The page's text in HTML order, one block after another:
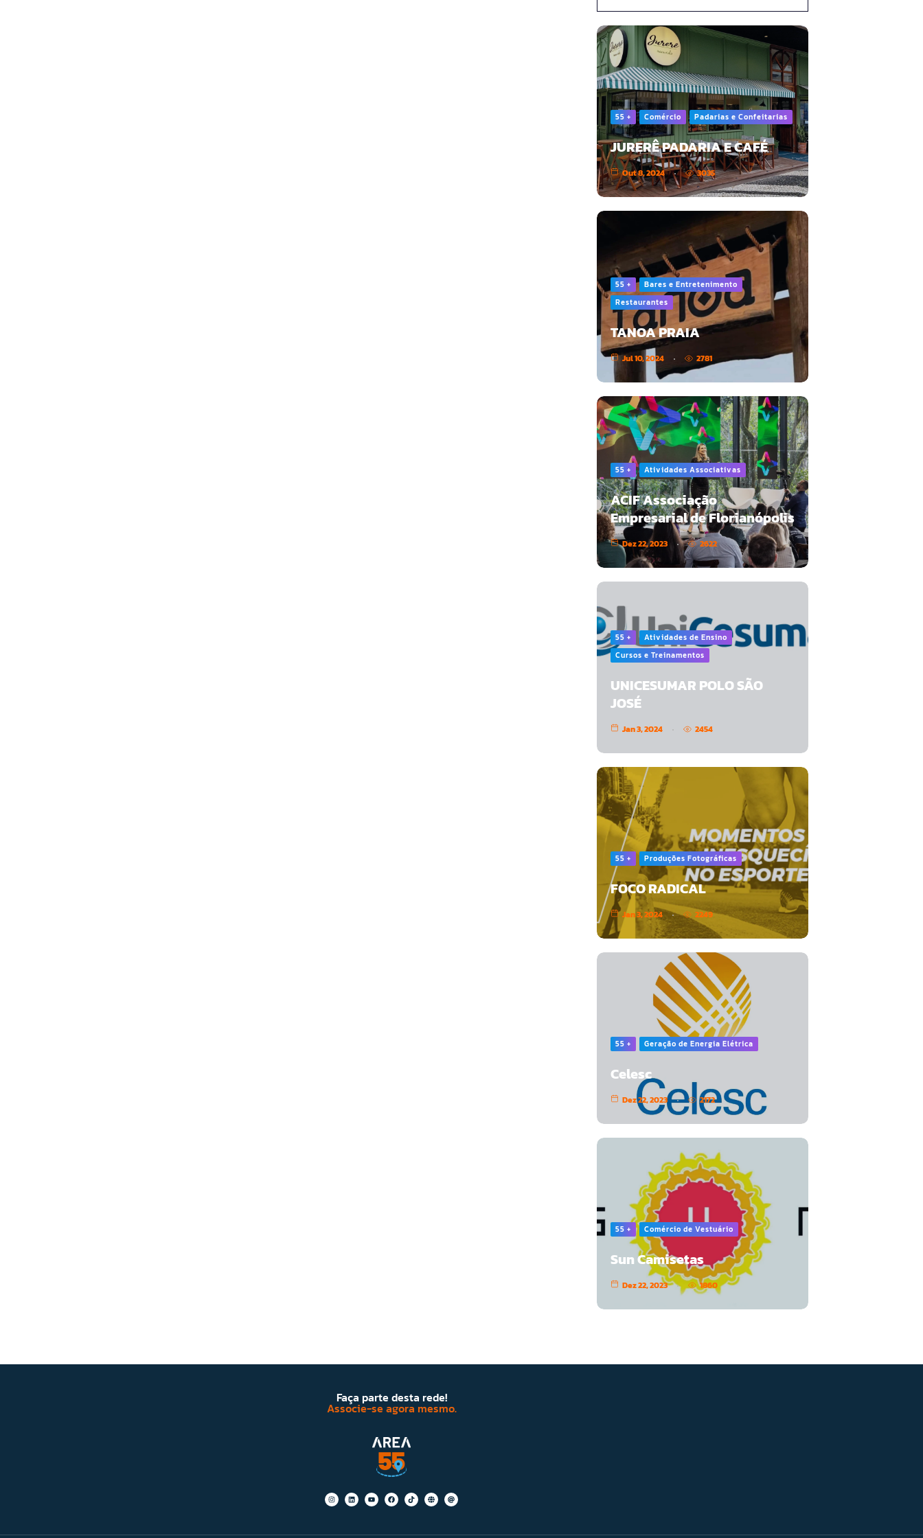
55 + Comércio Padarias e Confeitarias
JURERÊ PADARIA E CAFÉ
Out 8, 2024 3035
55 +
Bares e Entretenimento
Restaurantes
TANOA PRAIA
Jul 10, 2024 2781
55 + Atividades Associativas
ACIF Associação
Empresarial de Florianópolis
Dez 22, 2023 2622
55 +
Atividades de Ensino
Cursos e Treinamentos
UNICESUMAR POLO SÃO
JOSÉ
Jan 3, 2024 2454
55 + Produções Fotográficas
FOCO RADICAL
Jan 3, 2024 2249
55 + Geração de Energia Elétrica
Celesc
Dez 22, 2023 2172
55 + Comércio de Vestuário
Sun Camisetas
Dez 22, 2023 1860
Faça parte desta rede!
Associe-se agora mesmo.